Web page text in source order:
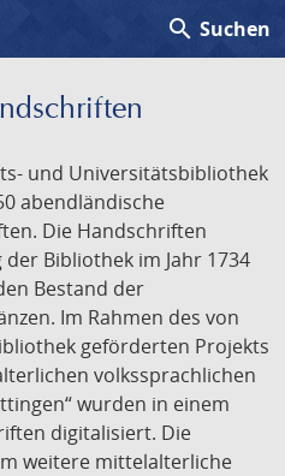
search Suchen
und Universitätsbibliothek
abendländische
Die Handschriften
Bibliothek im Jahr 1734
Bestand der
Im Rahmen des von
geförderten Projekts
volkssprachlichen
wurden in einem
digitalisiert. Die
weitere mittelalterliche